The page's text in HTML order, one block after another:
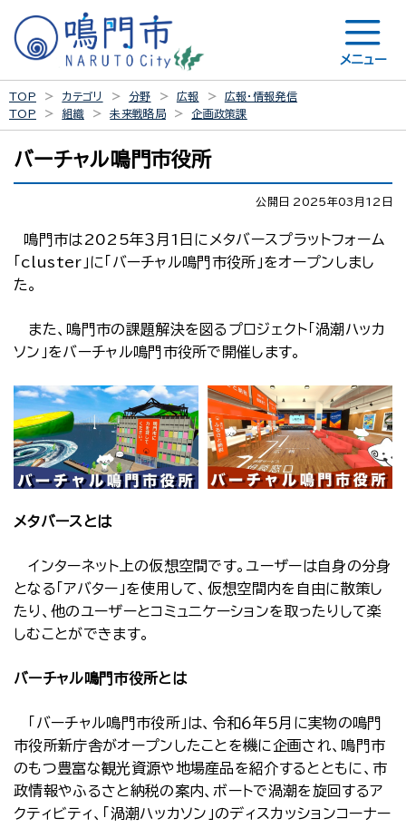
メニュー
TOP カテゴリ 分野 広報
広報・情報発信
TOP
組織 未来戦略局 企画政策課
バーチャル鳴門市役所
公開日 2025年03月12日
鳴門市は2025年３月1日にメタバースプラットフォーム
「cluster」に「バーチャル鳴門市役所」をオープンしまし
た。
また、鳴門市の課題解決を図るプロジェクト「渦潮ハッカ
ソン」をバーチャル鳴門市役所で開催します。
メタバースとは
インターネット上の仮想空間です。ユーザーは自身の分身
となる「アバター」を使用して、仮想空間内を自由に散策し
たり、他のユーザーとコミュニケーションを取ったりして楽
しむことができます。
バーチャル鳴門市役所とは
「バーチャル鳴門市役所」は、令和６年５月に実物の鳴門
市役所新庁舎がオープンしたことを機に企画され、鳴門市
のもつ豊富な観光資源や地場産品を紹介するとともに、市
政情報やふるさと納税の案内、ボートで渦潮を旋回するア
クティビティ、「渦潮ハッカソン」のディスカッションコーナー